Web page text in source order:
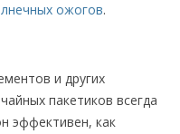
ожогов.
и других
пакетиков всегда
эффективен, как